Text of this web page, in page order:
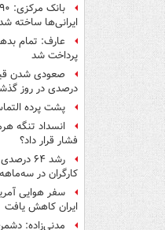
ایرانی‌ها ساخته
عارف: تمام
پرداخت شد
درصدی در روز
پشت پرده
انسداد تنگه
فشار قرار داد؟
رشد ۶۴
کارگران در
سفر هوایی
ایران کاهش یافت
مدنی‌زاده: